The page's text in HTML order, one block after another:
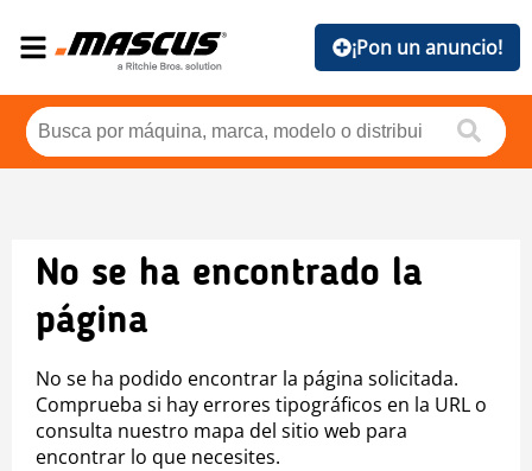
¡Pon un anuncio!
No se ha encontrado la
página
No se ha podido encontrar la página solicitada.
Comprueba si hay errores tipográficos en la URL o
consulta nuestro mapa del sitio web para
encontrar lo que necesites.